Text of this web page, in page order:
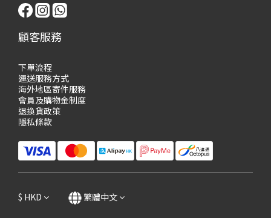
顧客服務
下單流程
運送服務方式
海外地區寄件服務
會員及購物金制度
退換貨政策
隱私條款
$ HKD 繁體中文